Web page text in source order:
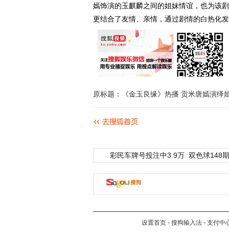
嫣饰演的玉麒麟之间的姐妹情谊，也为该
更结合了友情、亲情，通过剧情的白热化
原标题：《金玉良缘》热播 贡米唐嫣演绎
彩民车牌号投注中3.9万 双色球148
设置首页 - 搜狗输入法 - 支付中